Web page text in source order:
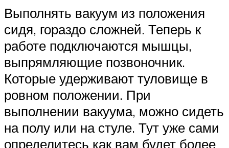
Выполнять вакуум из положения
сидя, гораздо сложней. Теперь к
работе подключаются мышцы,
выпрямляющие позвоночник.
Которые удерживают туловище в
ровном положении. При
выполнении вакуума, можно сидеть
на полу или на стуле. Тут уже сами
определитесь как вам будет более